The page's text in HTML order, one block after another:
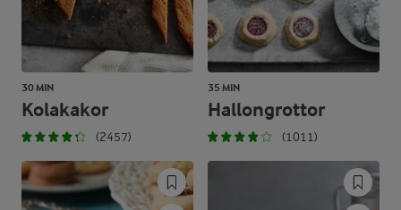
30 MIN
Kolakakor
(2457)
35 MIN
Hallongrottor
(1011)